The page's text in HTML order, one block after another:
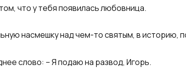
что у тебя появилась любовница.
насмешку над чем-то святым, в историю,
слово: – Я подаю на развод, Игорь.